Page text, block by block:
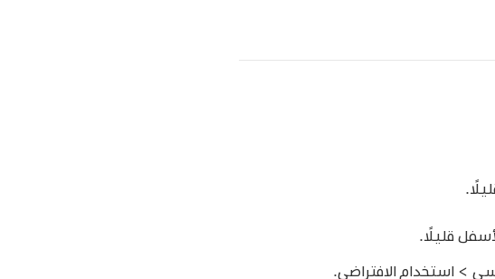
قليلًا.
> استخدام الافتراضي.